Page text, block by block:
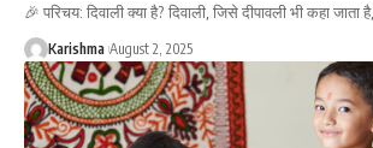
🎉 परिचय: दिवाली क्या है? दिवाली, जिसे दीपावली भी कहा जाता है,
Karishma August 2, 2025